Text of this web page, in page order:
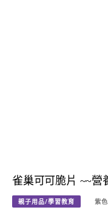
雀巢可可脆片 ~~營
親子用品/學習教育 紫